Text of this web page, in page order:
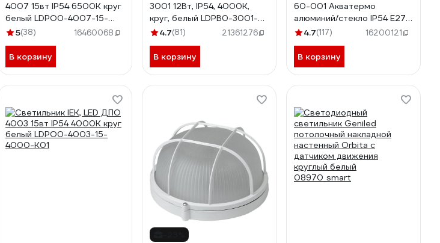
4007 15вт IP54 6500K круг
белый LDPO0-4007-15-
6500-K01
5(38) 16460068
В корзину
3001 12Вт, IP54, 4000K,
круг, белый LDPB0-3001-
12-4000-K01
4.7(81) 21361276
В корзину
60-001 Акватермо
алюминий/стекло IP54 E27
max 60Вт D176 круглый
Б0048419
4.7(117) 16200121
В корзину